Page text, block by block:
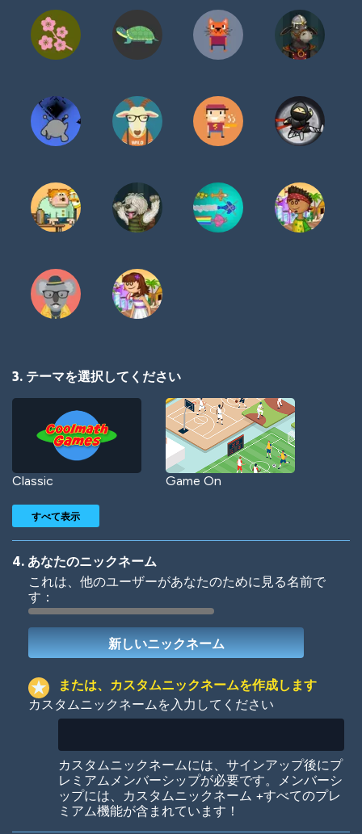
3. テーマを選択してください
Classic Game On
Woof
Colorful
すべて表示
4. あなたのニックネーム
これは、他のユーザーがあなたのために見る名前で
す：
または、カスタムニックネームを作成します
カスタムニックネームを入力してください
カスタムニックネームには、サインアップ後にプ
レミアムメンバーシップが必要です。メンバーシ
ップには、カスタムニックネーム +すべてのプレ
ミアム機能が含まれています！